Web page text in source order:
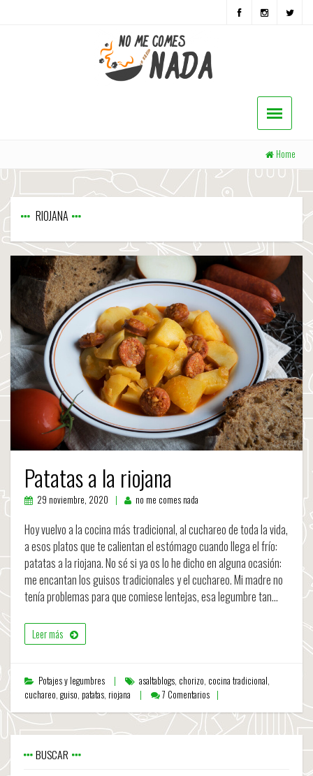
Home
RIOJANA
Patatas a la riojana
29 noviembre, 2020 no me comes nada
Hoy vuelvo a la cocina más tradicional, al cuchareo de toda la vida,
a esos platos que te calientan el estómago cuando llega el frío:
patatas a la riojana. No sé si ya os lo he dicho en alguna ocasión:
me encantan los guisos tradicionales y el cuchareo. Mi madre no
tenía problemas para que comiese lentejas, esa legumbre tan…
Leer más
Potajes y legumbres asaltablogs, chorizo, cocina tradicional,
cuchareo, guiso, patatas, riojana 7 Comentarios
BUSCAR